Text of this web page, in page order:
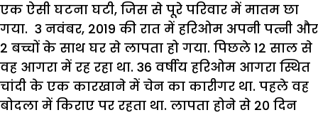
एक ऐसी घटना घटी, जिस से पूरे परिवार में मातम छा
गया. 3 नवंबर, 2019 की रात में हरिओम अपनी पत्नी और
2 बच्चों के साथ घर से लापता हो गया. पिछले 12 साल से
वह आगरा में रह रहा था. 36 वर्षीय हरिओम आगरा स्थित
चांदी के एक कारखाने में चेन का कारीगर था. पहले वह
बोदला में किराए पर रहता था. लापता होने से 20 दिन